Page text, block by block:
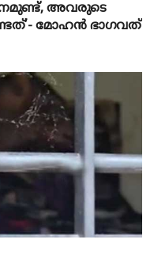
അവരുടെ
മോഹൻ ഭാ​ഗവത്